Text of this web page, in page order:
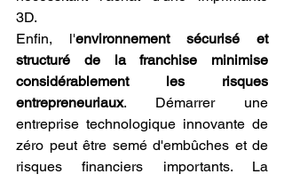
3D.
Enfin, l'environnement sécurisé et
structuré de la franchise minimise
considérablement les risques
entrepreneuriaux. Démarrer une
entreprise technologique innovante de
zéro peut être semé d'embûches et de
risques financiers importants. La